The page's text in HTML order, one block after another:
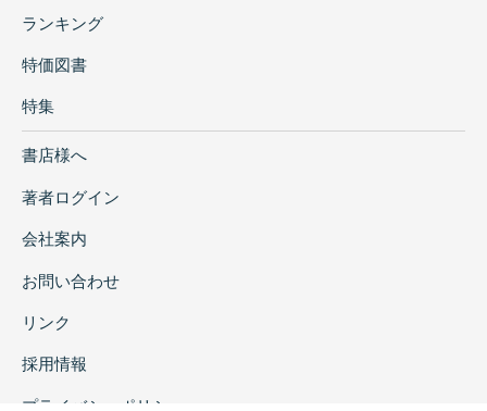
ランキング
特価図書
特集
書店様へ
著者ログイン
会社案内
お問い合わせ
リンク
採用情報
プライバシーポリシー